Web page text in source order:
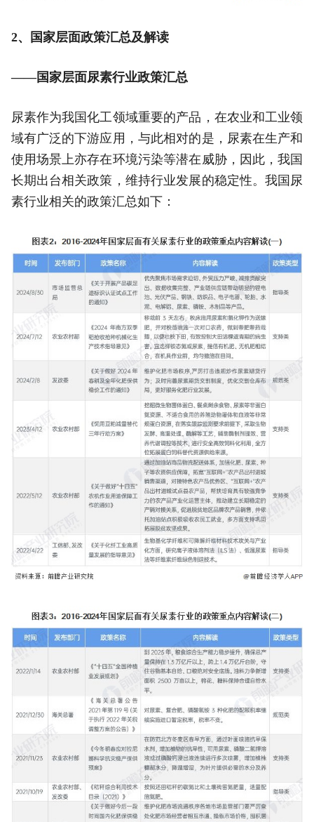
2、国家层面政策汇总及解读
——国家层面尿素行业政策汇总
尿素作为我国化工领域重要的产品，在农业和工业领
域有广泛的下游应用，与此相对的是，尿素在生产和
使用场景上亦存在环境污染等潜在威胁，因此，我国
长期出台相关政策，维持行业发展的稳定性。我国尿
素行业相关的政策汇总如下：